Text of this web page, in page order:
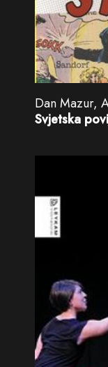
Dan Mazur,
Svjetska